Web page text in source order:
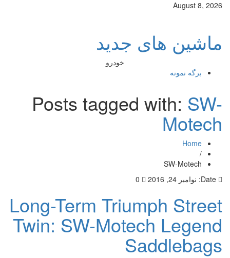
August 8, 2026
ماشین های جدید
خودرو
برگه نمونه
Posts tagged with:SW-
Motech
Home
/
SW-Motech
Date: نوامبر 24, 2016 0
Long-Term Triumph Street
Twin: SW-Motech Legend
Saddlebags